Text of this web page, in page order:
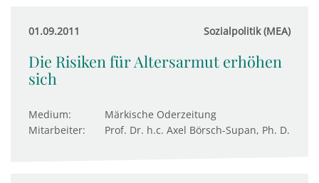
01.09.2011 Sozialpolitik (MEA)
Die Risiken für Altersarmut erhöhen
sich
Medium:
Märkische Oderzeitung
Mitarbeiter:
Prof. Dr. h.c. Axel Börsch-Supan, Ph. D.